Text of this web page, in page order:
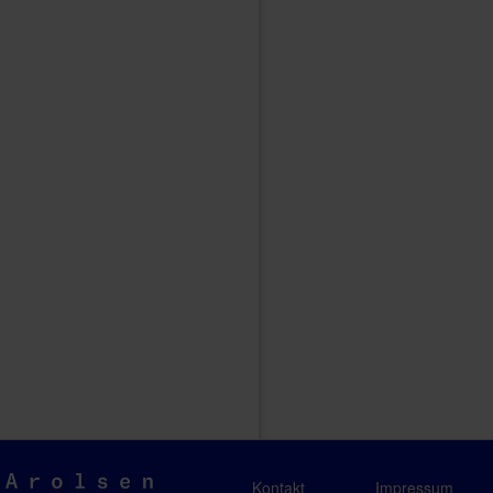
Arolsen Kontakt Impressum